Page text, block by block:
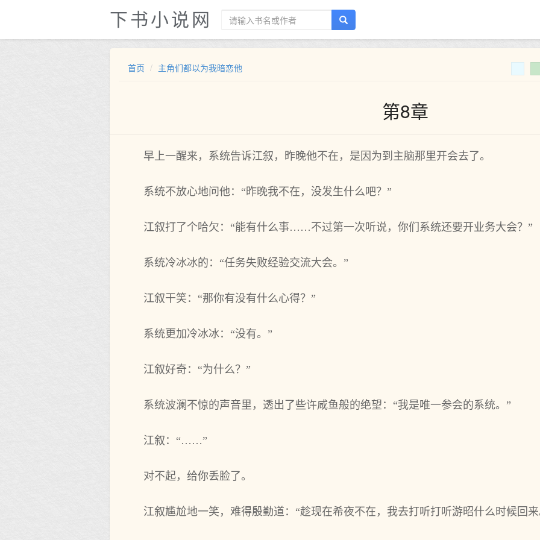
下书小说网
首页 主角们都以为我暗恋他
第8章
早上一醒来，系统告诉江叙，昨晚他不在，是因为到主脑那里开会去了。
系统不放心地问他：“昨晚我不在，没发生什么吧？”
江叙打了个哈欠：“能有什么事……不过第一次听说，你们系统还要开业务大会？”
系统冷冰冰的：“任务失败经验交流大会。”
江叙干笑：“那你有没有什么心得？”
系统更加冷冰冰：“没有。”
江叙好奇：“为什么？”
系统波澜不惊的声音里，透出了些许咸鱼般的绝望：“我是唯一参会的系统。”
江叙：“……”
对不起，给你丢脸了。
江叙尴尬地一笑，难得殷勤道：“趁现在希夜不在，我去打听打听游昭什么时候回来